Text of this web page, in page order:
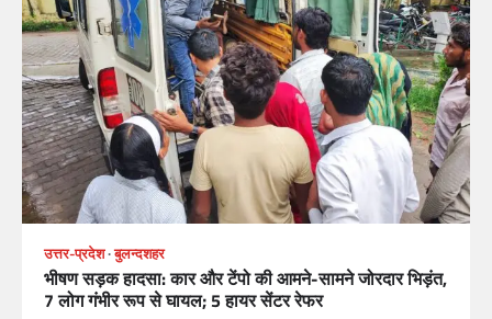
उत्तर-प्रदेश बुलन्दशहर
भीषण सड़क हादसा: कार और टेंपो की आमने-सामने जोरदार भिड़ंत,
7 लोग गंभीर रूप से घायल; 5 हायर सेंटर रेफर​